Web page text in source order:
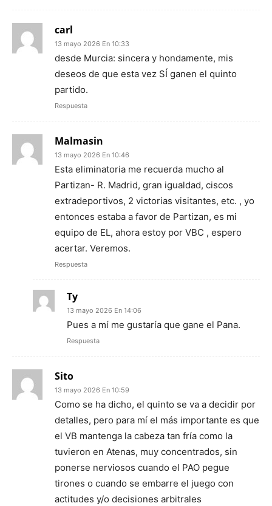
carl
13 mayo 2026 En 10:33
desde Murcia: sincera y hondamente, mis
deseos de que esta vez SÍ ganen el quinto
partido.
Respuesta
Malmasin
13 mayo 2026 En 10:46
Esta eliminatoria me recuerda mucho al
Partizan- R. Madrid, gran igualdad, ciscos
extradeportivos, 2 victorias visitantes, etc. , yo
entonces estaba a favor de Partizan, es mi
equipo de EL, ahora estoy por VBC , espero
acertar. Veremos.
Respuesta
Ty
13 mayo 2026 En 14:06
Pues a mí me gustaría que gane el Pana.
Respuesta
Sito
13 mayo 2026 En 10:59
Como se ha dicho, el quinto se va a decidir por
detalles, pero para mí el más importante es que
el VB mantenga la cabeza tan fría como la
tuvieron en Atenas, muy concentrados, sin
ponerse nerviosos cuando el PAO pegue
tirones o cuando se embarre el juego con
actitudes y/o decisiones arbitrales